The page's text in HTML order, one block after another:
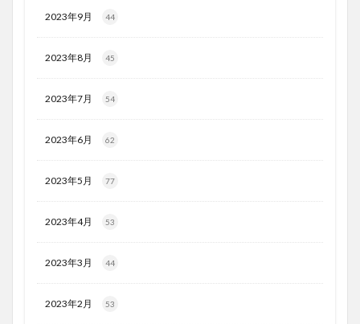
2023年9月 44
2023年8月 45
2023年7月 54
2023年6月 62
2023年5月 77
2023年4月 53
2023年3月 44
2023年2月 53